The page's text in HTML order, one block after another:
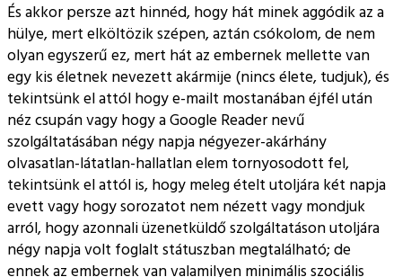
És akkor persze azt hinnéd, hogy hát minek aggódik az a
hülye, mert elköltözik szépen, aztán csókolom, de nem
olyan egyszerű ez, mert hát az embernek mellette van
egy kis életnek nevezett akármije (nincs élete, tudjuk), és
tekintsünk el attól hogy e-mailt mostanában éjfél után
néz csupán vagy hogy a Google Reader nevű
szolgáltatásában négy napja négyezer-akárhány
olvasatlan-látatlan-hallatlan elem tornyosodott fel,
tekintsünk el attól is, hogy meleg ételt utoljára két napja
evett vagy hogy sorozatot nem nézett vagy mondjuk
arról, hogy azonnali üzenetküldő szolgáltatáson utoljára
négy napja volt foglalt státuszban megtalálható; de
ennek az embernek van valamilyen minimális szociális